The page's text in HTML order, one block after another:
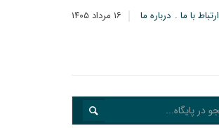
۱۶ مرداد ۱۴۰۵ ارتباط با ما درباره ما